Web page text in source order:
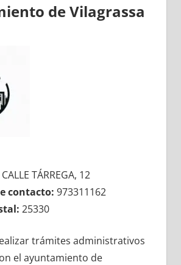
dе Vilagrassa
CALLE TÁRREGA, 12
contacto: 973311162
25330
trámites administrativos
el ayuntamiento dе